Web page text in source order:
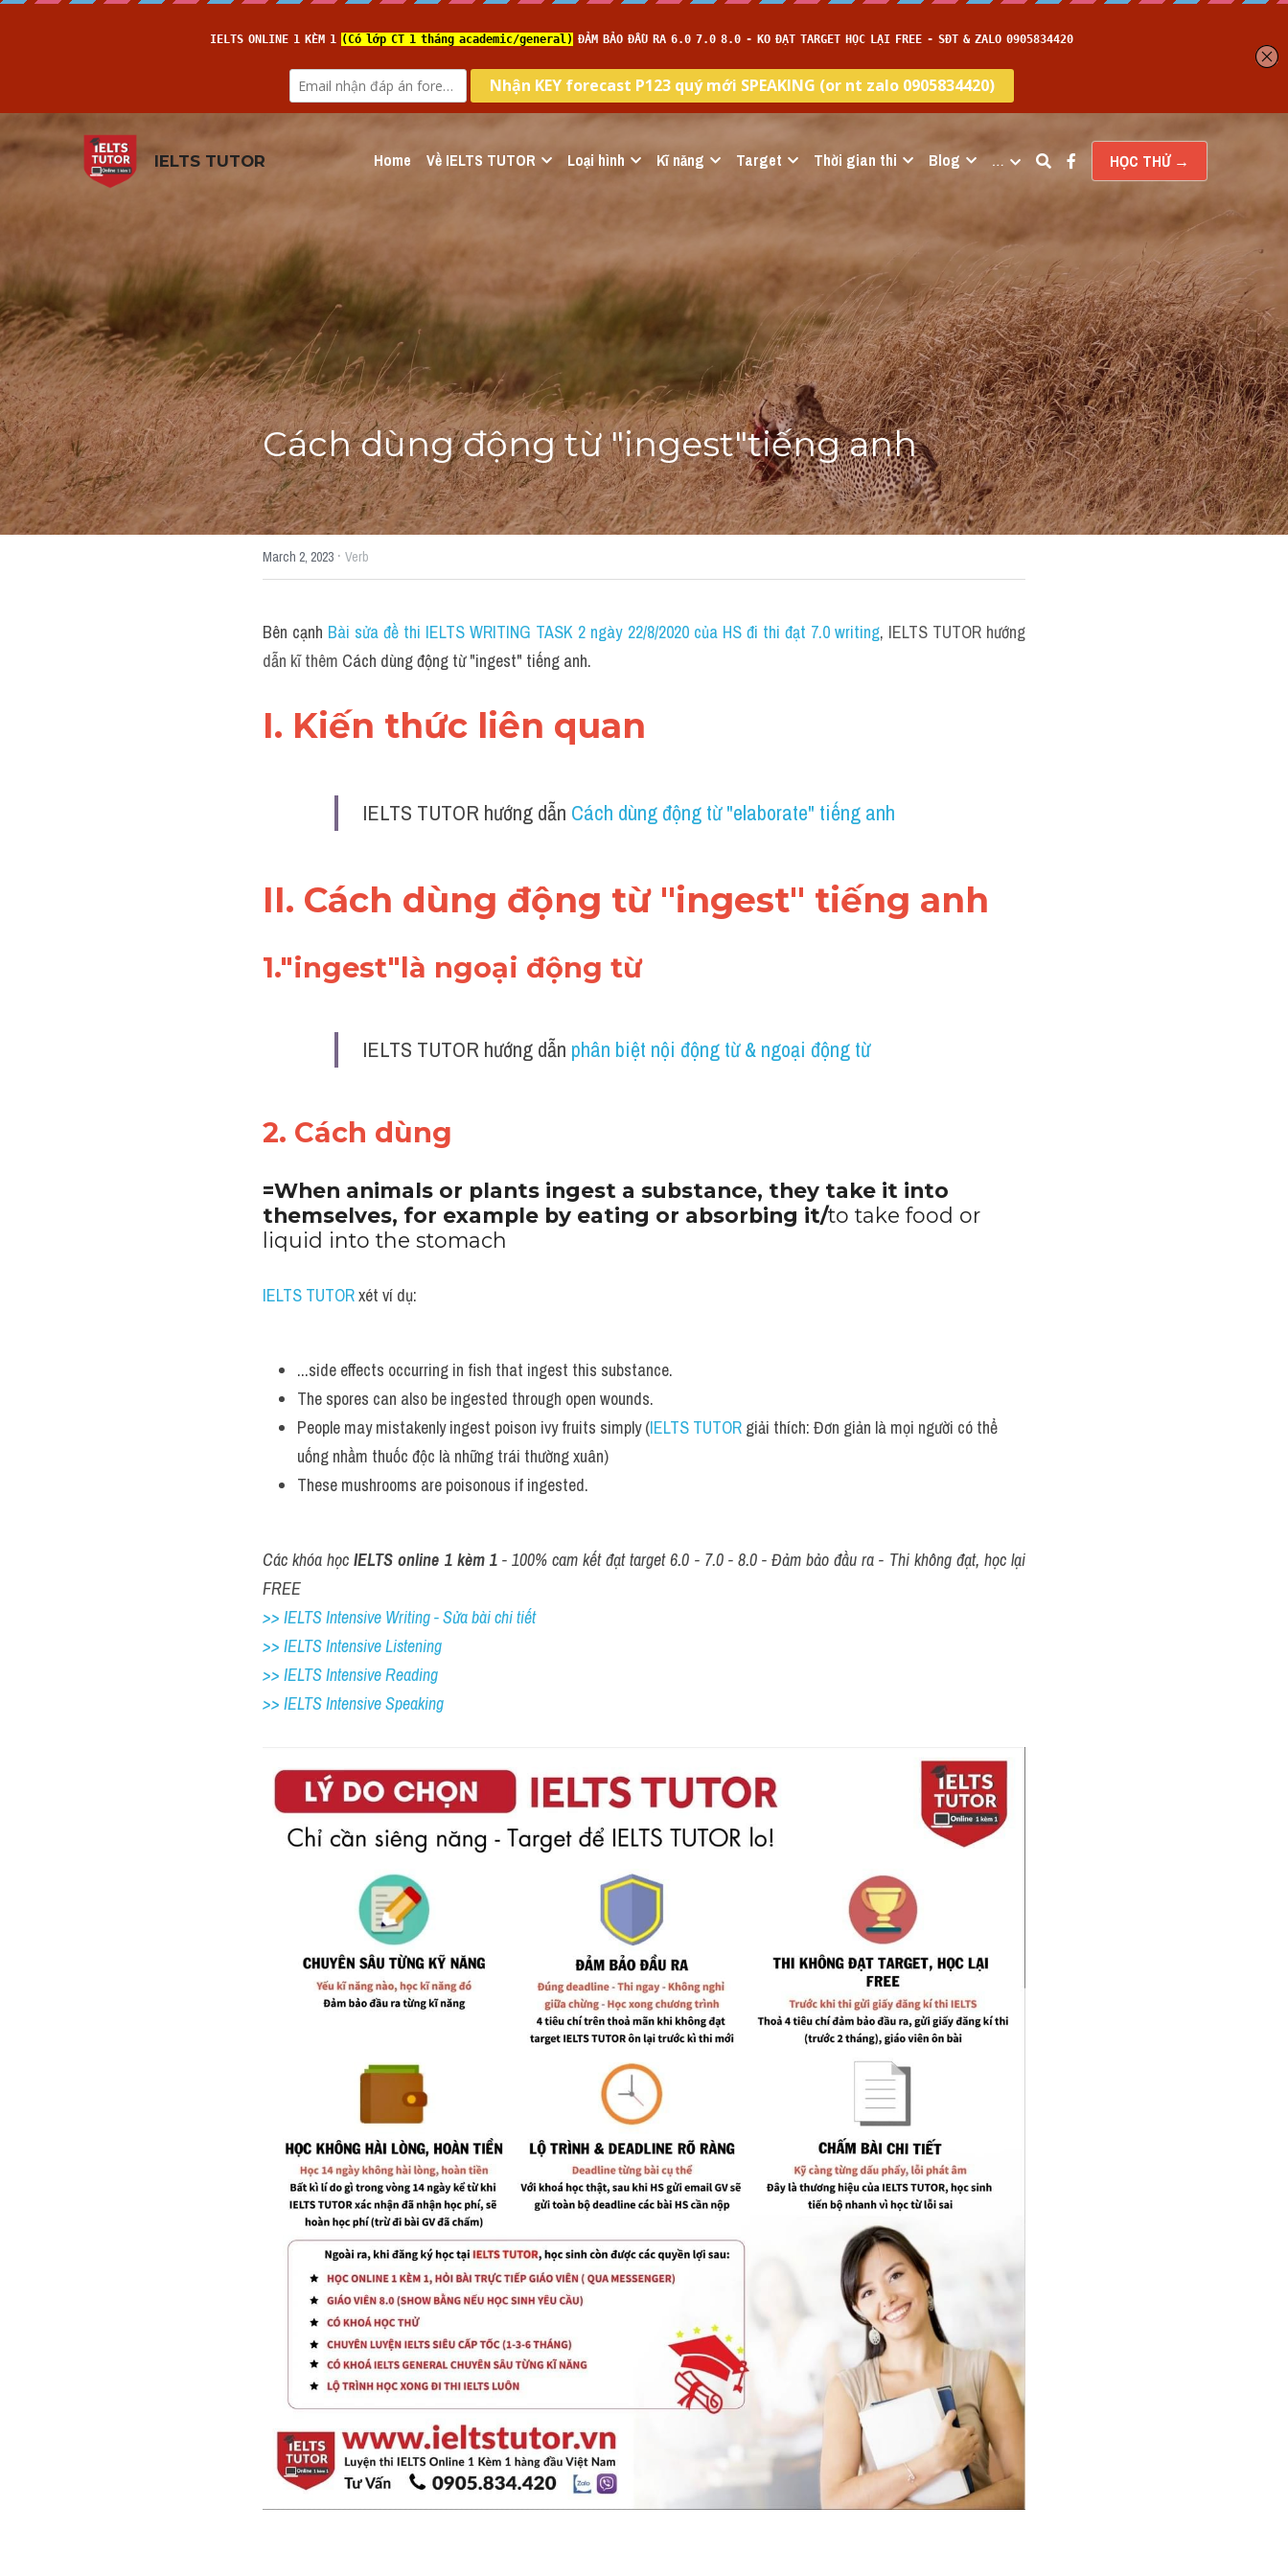
IELTS TUTOR Home Về IELTS TUTOR Loại hình Kĩ năng Target Thời gian thi Blog … HỌC THỬ →
Cách dùng động từ "ingest"tiếng anh
March 2, 2023 · Verb
Bên cạnh Bài sửa đề thi IELTS WRITING TASK 2 ngày 22/8/2020 của HS đi thi đạt 7.0 writing, IELTS TUTOR hướng
dẫn kĩ thêm Cách dùng động từ "ingest" tiếng anh.
I. Kiến thức liên quan
IELTS TUTOR hướng dẫn Cách dùng động từ "elaborate" tiếng anh
II. Cách dùng động từ "ingest" tiếng anh
1."ingest"là ngoại động từ
IELTS TUTOR hướng dẫn phân biệt nội động từ & ngoại động từ
2. Cách dùng
=When animals or plants ingest a substance, they take it into
themselves, for example by eating or absorbing it/to take food or
liquid into the stomach
IELTS TUTOR xét ví dụ:
...side effects occurring in fish that ingest this substance.
The spores can also be ingested through open wounds.
People may mistakenly ingest poison ivy fruits simply (IELTS TUTOR giải thích: Đơn giản là mọi người có thể
uống nhầm thuốc độc là những trái thường xuân)
These mushrooms are poisonous if ingested.
Các khóa học IELTS online 1 kèm 1 - 100% cam kết đạt target 6.0 - 7.0 - 8.0 - Đảm bảo đầu ra - Thi không đạt, học lại
FREE
>> IELTS Intensive Writing - Sửa bài chi tiết
>> IELTS Intensive Listening
>> IELTS Intensive Reading
>> IELTS Intensive Speaking